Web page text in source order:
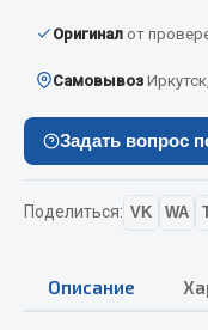
Весь раздел
Смазочные
Масла
Технические
Оригинал от
Самовывоз
Задать вопрос
Поделиться: VK WA
Описание